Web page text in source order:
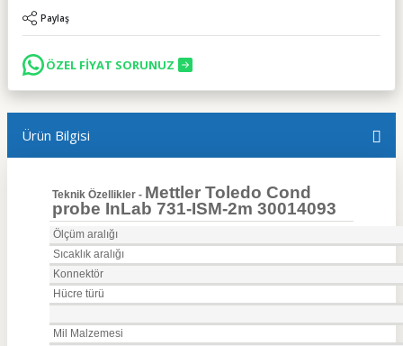
Paylaş
ÖZEL FİYAT SORUNUZ
Ürün Bilgisi
Teknik Özellikler - Mettler Toledo Cond
probe InLab 731-ISM-2m 30014093
Ölçüm aralığı
Sıcaklık aralığı
Konnektör
Hücre türü
Mil Malzemesi